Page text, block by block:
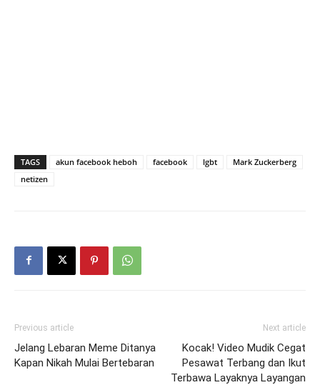
TAGS akun facebook heboh facebook lgbt
Mark Zuckerberg
netizen
Previous article
Jelang Lebaran Meme Ditanya
Kapan Nikah Mulai Bertebaran
Next article
Kocak! Video Mudik Cegat
Pesawat Terbang dan Ikut
Terbawa Layaknya Layangan